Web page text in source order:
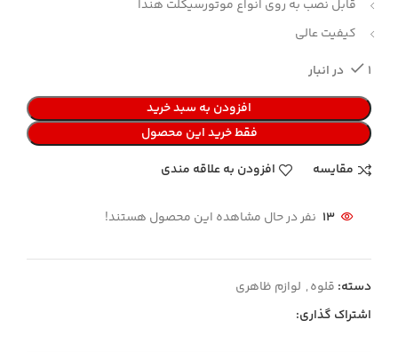
قابل نصب به روی انواع موتورسیکلت هندا
کیفیت عالی
1 در انبار
افزودن به سبد خرید
فقط خرید این محصول
مقایسه
افزودن به علاقه مندی
13 نفر در حال مشاهده این محصول هستند!
دسته: قلوه, لوازم ظاهری
اشتراک گذاری: